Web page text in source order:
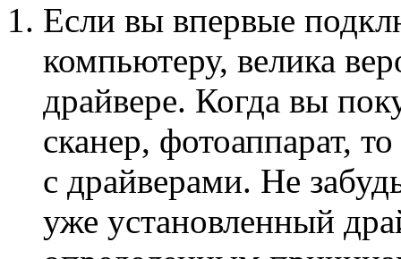
Если вы впервые
компьютеру, велика
драйвере. Когда вы
сканер, фотоаппарат,
с драйверами. Не
уже установленный